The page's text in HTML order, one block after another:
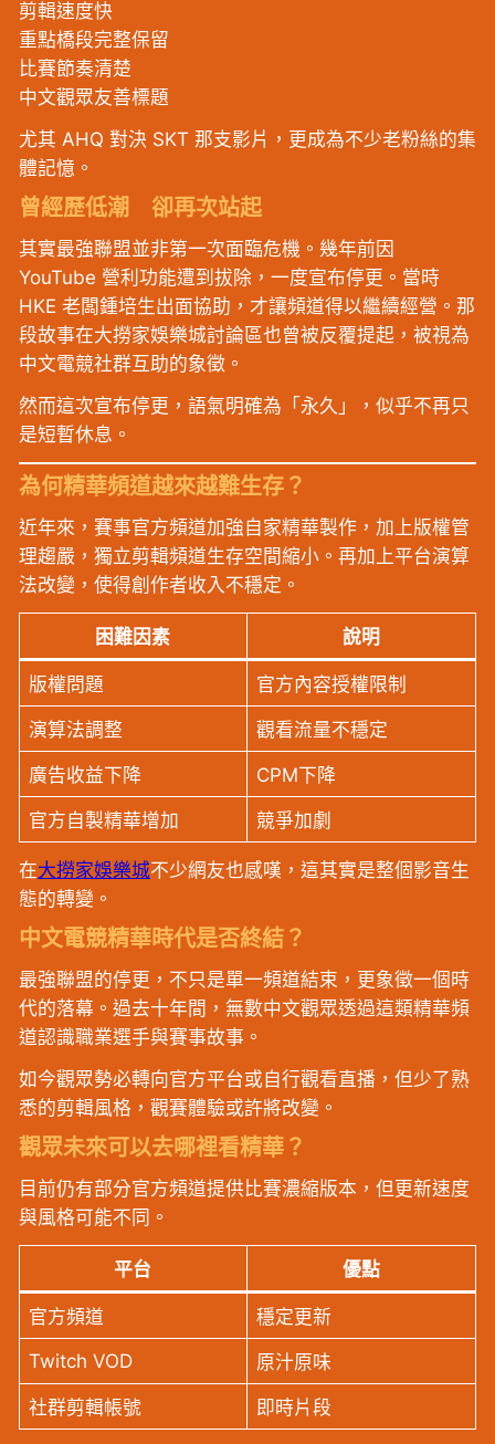
剪輯速度快
重點橋段完整保留
比賽節奏清楚
中文觀眾友善標題
尤其 AHQ 對決 SKT 那支影片，更成為不少老粉絲的集
體記憶。
曾經歷低潮 卻再次站起
其實最強聯盟並非第一次面臨危機。幾年前因
YouTube 營利功能遭到拔除，一度宣布停更。當時
HKE 老闆鍾培生出面協助，才讓頻道得以繼續經營。那
段故事在大撈家娛樂城討論區也曾被反覆提起，被視為
中文電競社群互助的象徵。
然而這次宣布停更，語氣明確為「永久」，似乎不再只
是短暫休息。
為何精華頻道越來越難生存？
近年來，賽事官方頻道加強自家精華製作，加上版權管
理趨嚴，獨立剪輯頻道生存空間縮小。再加上平台演算
法改變，使得創作者收入不穩定。
困難因素 說明
版權問題 官方內容授權限制
演算法調整 觀看流量不穩定
廣告收益下降 CPM下降
官方自製精華增加 競爭加劇
在大撈家娛樂城不少網友也感嘆，這其實是整個影音生
態的轉變。
中文電競精華時代是否終結？
最強聯盟的停更，不只是單一頻道結束，更象徵一個時
代的落幕。過去十年間，無數中文觀眾透過這類精華頻
道認識職業選手與賽事故事。
如今觀眾勢必轉向官方平台或自行觀看直播，但少了熟
悉的剪輯風格，觀賽體驗或許將改變。
觀眾未來可以去哪裡看精華？
目前仍有部分官方頻道提供比賽濃縮版本，但更新速度
與風格可能不同。
平台 優點
官方頻道
穩定更新
Twitch VOD
原汁原味
社群剪輯帳號 即時片段